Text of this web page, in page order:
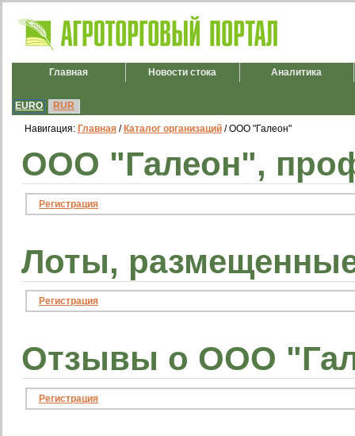
Главная Новости стока Аналитика
EURO RUR
Навигация: Главная / Каталог организаций / ООО "Галеон"
ООО "Галеон",
Регистрация
Лоты,
Регистрация
Отзывы о ООО
Регистрация